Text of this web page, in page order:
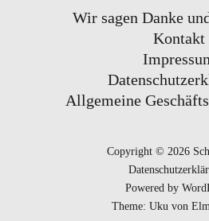
Wir sagen Danke
Kontakt
Allgemeine
Copyright © 2026
Powered by
Theme: Uku von